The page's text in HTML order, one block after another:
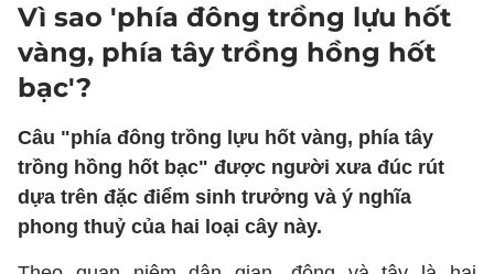
Vì sao 'phía đông trồng lựu hốt
vàng, phía tây trồng hồng hốt
bạc'?
Câu "phía đông trồng lựu hốt vàng, phía tây
trồng hồng hốt bạc" được người xưa đúc rút
dựa trên đặc điểm sinh trưởng và ý nghĩa
phong thuỷ của hai loại cây này.